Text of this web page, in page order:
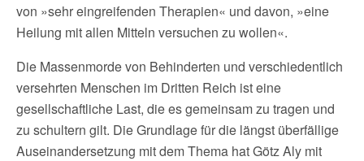
von »sehr eingreifenden Therapien« und davon, »eine
Heilung mit allen Mitteln versuchen zu wollen«.
Die Massenmorde von Behinderten und verschiedentlich
versehrten Menschen im Dritten Reich ist eine
gesellschaftliche Last, die es gemeinsam zu tragen und
zu schultern gilt. Die Grundlage für die längst überfällige
Auseinandersetzung mit dem Thema hat Götz Aly mit